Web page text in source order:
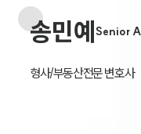
천안이혼전문변호사
천안학교폭력변호사
천안부동산변호사
천안변호사 업무분야
Senior
송민예
형사/부동산전문 변호사